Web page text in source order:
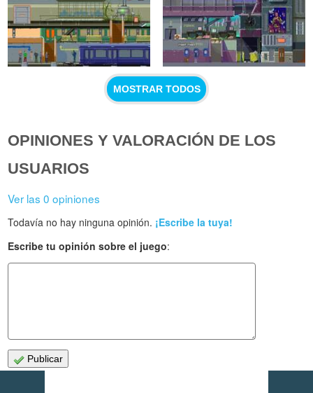
MOSTRAR TODOS
OPINIONES Y VALORACIÓN DE LOS
USUARIOS
Ver las 0 opiniones
Todavía no hay ninguna opinión. ¡Escribe la tuya!
Escribe tu opinión sobre el juego:
Publicar